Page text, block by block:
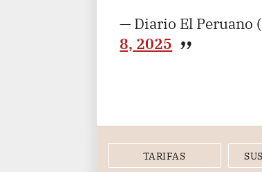
— Diario El Peruano
8, 2025
TARIFAS